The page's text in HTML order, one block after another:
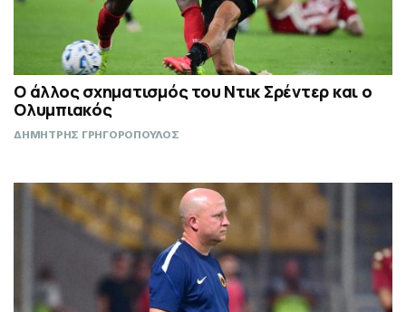
Ο άλλος σχηματισμός του Ντικ Σρέντερ και ο
Ολυμπιακός
ΔΗΜΗΤΡΗΣ ΓΡΗΓΟΡΟΠΟΥΛΟΣ